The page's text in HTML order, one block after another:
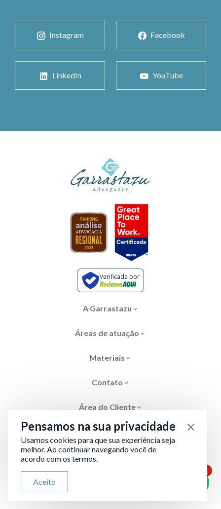
Instagram Facebook
LinkedIn YouTube
Verificada por
A Garrastazu
Áreas de atuação
Materiais
Contato
Área do Cliente
Área restrita 1
Pensamos na sua privacidade
Usamos cookies para que sua experiência seja
melhor. Ao continuar navegando você de
acordo com os termos.
Aceito